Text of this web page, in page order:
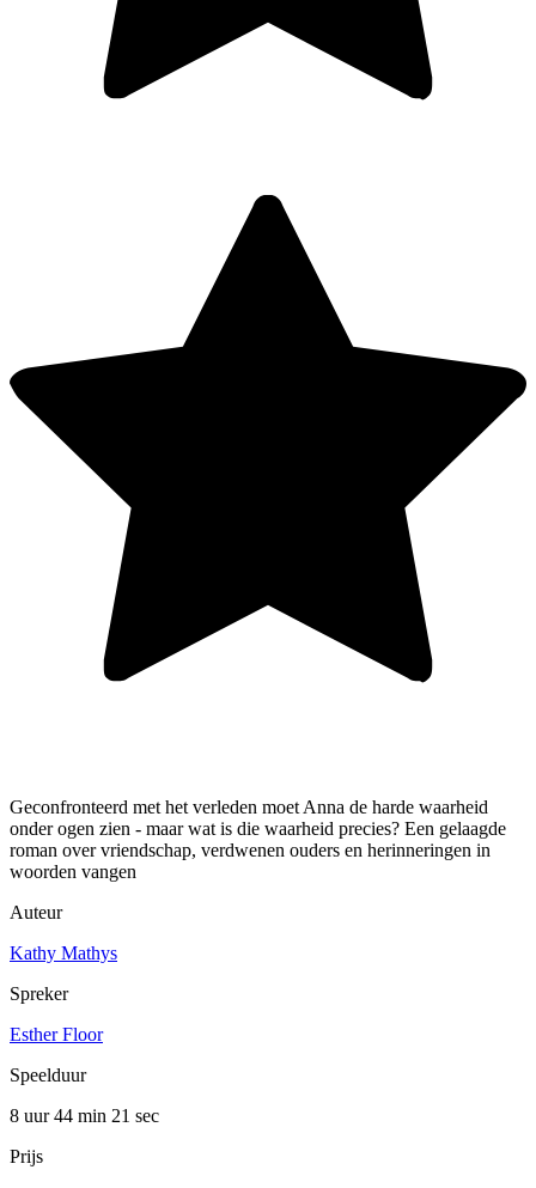
Geconfronteerd met het verleden moet Anna de harde waarheid
onder ogen zien - maar wat is die waarheid precies? Een gelaagde
roman over vriendschap, verdwenen ouders en herinneringen in
woorden vangen
Auteur
Kathy Mathys
Spreker
Esther Floor
Speelduur
8 uur 44 min 21 sec
Prijs